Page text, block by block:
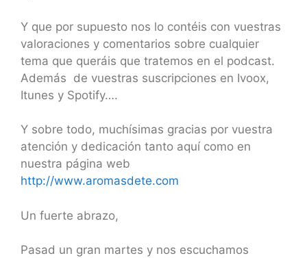
Y que por supuesto nos lo contéis con vuestras
valoraciones y comentarios sobre cualquier
tema que queráis que tratemos en el podcast.
Además de vuestras suscripciones en Ivoox,
Itunes y Spotify….
Y sobre todo, muchísimas gracias por vuestra
atención y dedicación tanto aquí como en
nuestra página web
http://www.aromasdete.com
Un fuerte abrazo,
Pasad un gran martes y nos escuchamos